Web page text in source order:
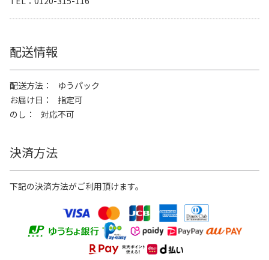
配送情報
配送方法
ゆうパック
お届け日
指定可
のし
対応不可
決済方法
下記の決済方法がご利用頂けます。